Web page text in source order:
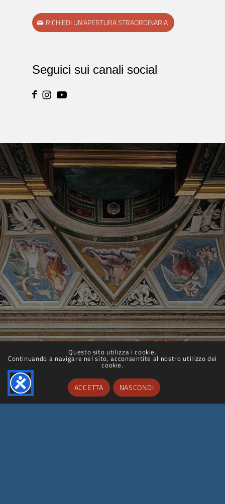
RICHIEDI UN’APERTURA STRAORDINARIA
Seguici sui canali social
Questo sito utilizza i cookie.
Continuando a navigare nel sito, acconsentite al nostro utilizzo dei
cookie.
ACCETTA NASCONDI